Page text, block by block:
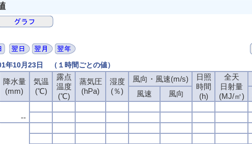
10月23日 （１時間ごとの値）
降水量
(mm)
気温
(℃)
露点
温度
(℃)
蒸気圧
(hPa)
湿度
(％)
風向・風速(m/s)
日照
時間
(h)
全天
日射量
(MJ/㎡)
風速 風向
--